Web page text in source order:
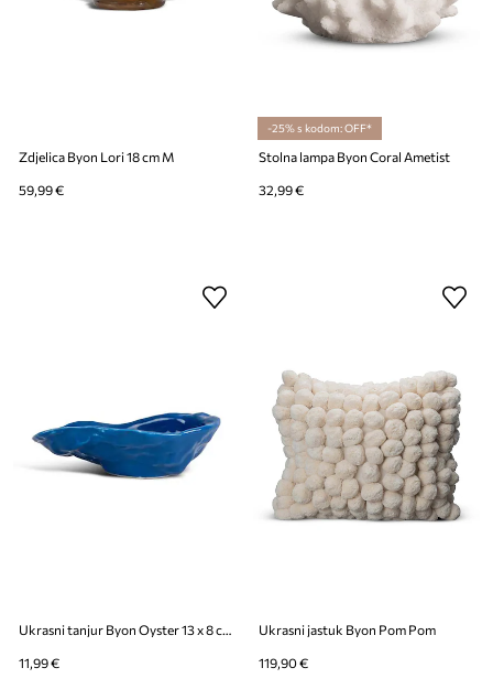
Zdjelica Byon Lori 18 cm M
59,99 €
-25% s kodom: OFF*
Stolna lampa Byon Coral Ametist
32,99 €
11,99 €
Ukrasni jastuk Byon Pom Pom
119,90 €